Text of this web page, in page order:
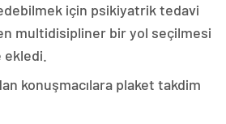
için psikiyatrik tedavi
multidisipliner bir yol seçilmesi
konuşmacılara plaket takdim